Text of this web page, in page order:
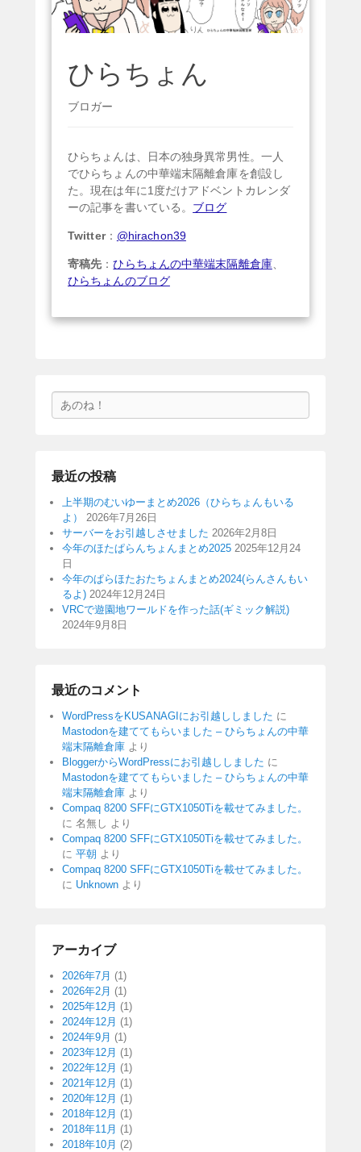
ひらちょん
ブロガー
ひらちょんは、日本の独身異常男性。一人
でひらちょんの中華端末隔離倉庫を創設し
た。現在は年に1度だけアドベントカレンダ
ーの記事を書いている。 ブログ
Twitter： @hirachon39
寄稿先 ：ひらちょんの中華端末隔離倉庫、
ひらちょんのブログ
索
最近の投稿
上半期のむいゆーまとめ2026（ひらちょんもいる
よ）
2026年7月26日
サーバーをお引越しさせました 2026年2月8日
今年のほたぱらんちょんまとめ2025 2025年12月24
日
今年のぱらほたおたちょんまとめ2024(らんさんもい
るよ) 2024年12月24日
VRCで遊園地ワールドを作った話(ギミック解説)
2024年9月8日
最近のコメント
WordPressをKUSANAGIにお引越ししました に
Mastodonを建ててもらいました – ひらちょんの中華
端末隔離倉庫 より
BloggerからWordPressにお引越ししました に
Mastodonを建ててもらいました – ひらちょんの中華
端末隔離倉庫 より
Compaq 8200 SFFにGTX1050Tiを載せてみました。
に 名無し より
Compaq 8200 SFFにGTX1050Tiを載せてみました。
に 平朝 より
Compaq 8200 SFFにGTX1050Tiを載せてみました。
に Unknown より
アーカイブ
2026年7月 (1)
2026年2月 (1)
2025年12月 (1)
2024年12月 (1)
2024年9月 (1)
2023年12月 (1)
2022年12月 (1)
2021年12月 (1)
2020年12月 (1)
2018年12月 (1)
2018年11月 (1)
2018年10月 (2)